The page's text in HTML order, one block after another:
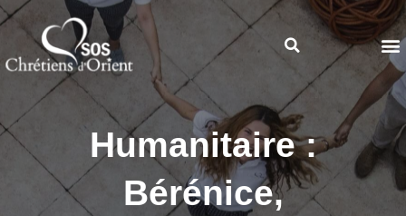
Humanitaire :
Bérénice,